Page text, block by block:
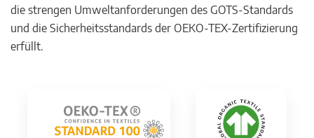
die strengen Umweltanforderungen des GOTS-Standards
und die Sicherheitsstandards der OEKO-TEX-Zertifizierung
erfüllt.